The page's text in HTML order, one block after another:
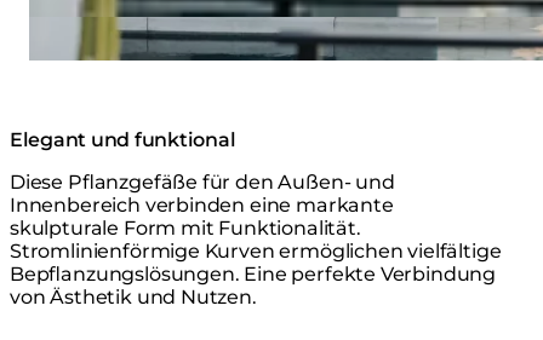
Elegant und funktional
Diese Pflanzgefäße für den Außen- und
Innenbereich verbinden eine markante
skulpturale Form mit Funktionalität.
Stromlinienförmige Kurven ermöglichen vielfältige
Bepflanzungslösungen. Eine perfekte Verbindung
von Ästhetik und Nutzen.